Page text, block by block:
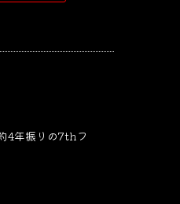
年振りの7thフ